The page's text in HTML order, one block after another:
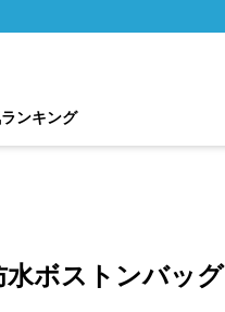
ランキング
水ボストンバッグ